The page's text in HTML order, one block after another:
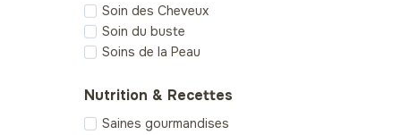
Soin des Cheveux
Soin du buste
Soins de la Peau
Nutrition & Recettes
Saines gourmandises